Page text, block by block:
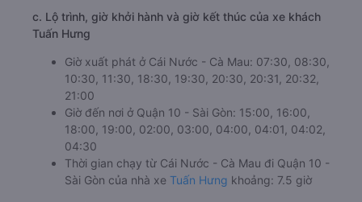
c. Lộ trình, giờ khởi hành và giờ kết thúc của xe khách
Tuấn Hưng
Giờ xuất phát ở Cái Nước - Cà Mau: 07:30, 08:30,
10:30, 11:30, 18:30, 19:30, 20:30, 20:31, 20:32,
21:00
Giờ đến nơi ở Quận 10 - Sài Gòn: 15:00, 16:00,
18:00, 19:00, 02:00, 03:00, 04:00, 04:01, 04:02,
04:30
Thời gian chạy từ Cái Nước - Cà Mau đi Quận 10 -
Sài Gòn của nhà xe Tuấn Hưng khoảng: 7.5 giờ